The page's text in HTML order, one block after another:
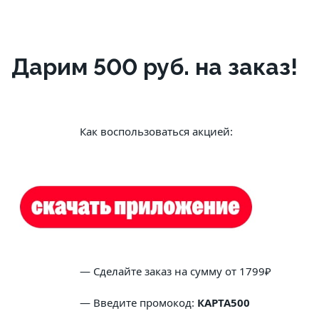
Дарим 500 руб. на заказ!
			Как воспользоваться акцией:
			— Сделайте заказ на сумму от 1799₽
			— Введите промокод:
КАРТА500